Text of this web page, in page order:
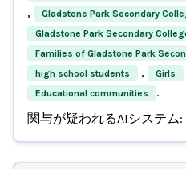
, Gladstone Park Secondary
Gladstone Park Secondary
Families of Gladstone Park
high school students , Girls
Educational communities
.
関与が疑われるAIシステム: